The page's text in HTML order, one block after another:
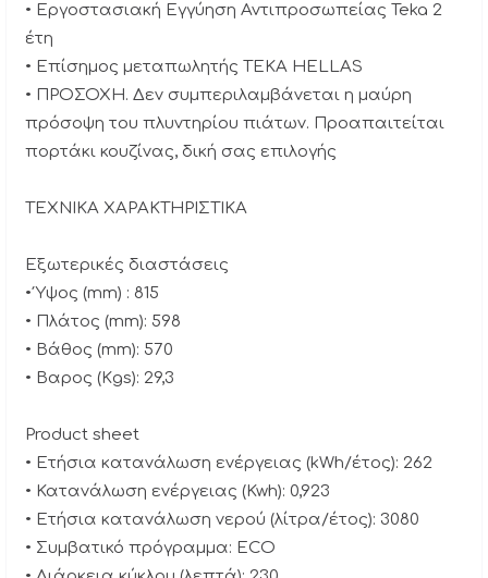
• Εργοστασιακή Eγγύηση Αντιπροσωπείας Teka 2
έτη
• Επίσημος μεταπωλητής TEKA HELLAS
• ΠΡΟΣΟΧΗ. Δεν συμπεριλαμβάνεται η μαύρη
πρόσοψη του πλυντηρίου πιάτων. Προαπαιτείται
πορτάκι κουζίνας, δική σας επιλογής
ΤΕΧΝΙΚΑ ΧΑΡΑΚΤΗΡΙΣΤΙΚΑ
Εξωτερικές διαστάσεις
• Ύψος (mm) : 815
• Πλάτος (mm): 598
• Βάθος (mm): 570
• Βαρος (Κgs): 29,3
Product sheet
• Ετήσια κατανάλωση ενέργειας (kWh/έτος): 262
• Κατανάλωση ενέργειας (Kwh): 0,923
• Ετήσια κατανάλωση νερού (λίτρα/έτος): 3080
• Συμβατικό πρόγραμμα: ECO